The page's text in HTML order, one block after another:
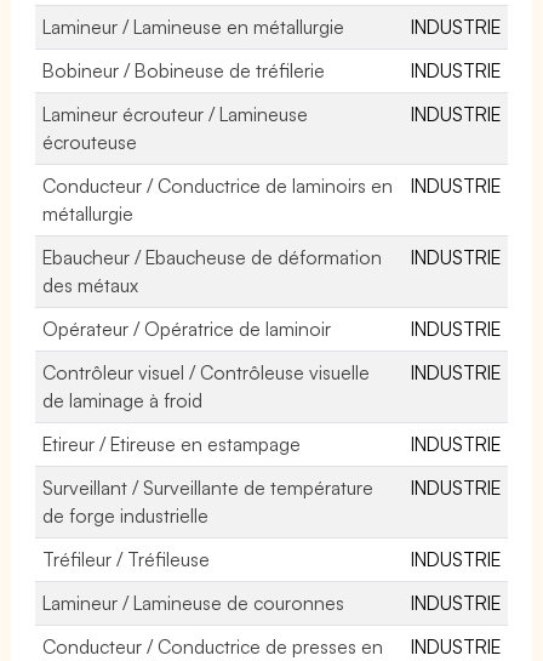
Lamineur / Lamineuse en métallurgie
INDUSTRIE
Bobineur / Bobineuse de tréfilerie
INDUSTRIE
Lamineur écrouteur / Lamineuse
écrouteuse
INDUSTRIE
Conducteur / Conductrice de laminoirs en
métallurgie
INDUSTRIE
Ebaucheur / Ebaucheuse de déformation
des métaux
INDUSTRIE
Opérateur / Opératrice de laminoir
INDUSTRIE
Contrôleur visuel / Contrôleuse visuelle
de laminage à froid
INDUSTRIE
Etireur / Etireuse en estampage
INDUSTRIE
Surveillant / Surveillante de température
de forge industrielle
INDUSTRIE
Tréfileur / Tréfileuse
INDUSTRIE
Lamineur / Lamineuse de couronnes
INDUSTRIE
Conducteur / Conductrice de presses en
INDUSTRIE